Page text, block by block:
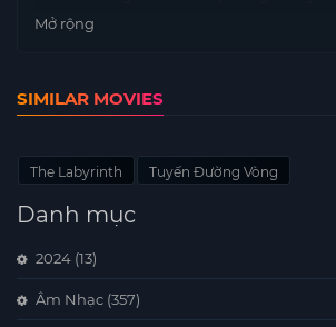
thí nghiệm khoa học. Hầm ngục nơi
Mở rộng
SIMILAR MOVIES
The Labyrinth Tuyến Đường Vòng
Danh mục
2024 (13)
Âm Nhạc (357)